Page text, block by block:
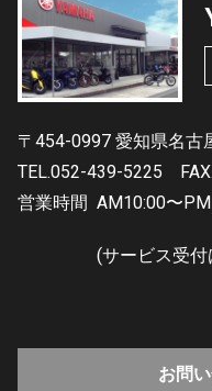
〒454-0997 愛知県名古
TEL.052-439-5225
営業時間 AM10:00〜
(サービス受
お問